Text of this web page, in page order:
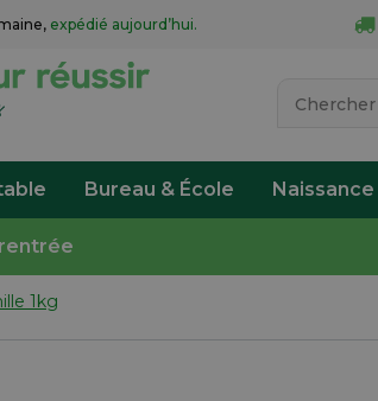
expédié aujourd’hui.
Bureau & École Naissance
1kg